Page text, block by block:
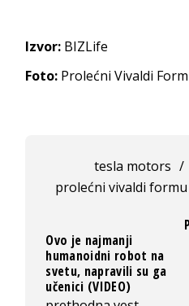
Izvor: BIZLife
Foto: Prolećni Vivaldi
tesla motors /
prolećni vivaldi formu
Ovo je najmanji
humanoidni robot na
svetu, napravili su ga
učenici (VIDEO)